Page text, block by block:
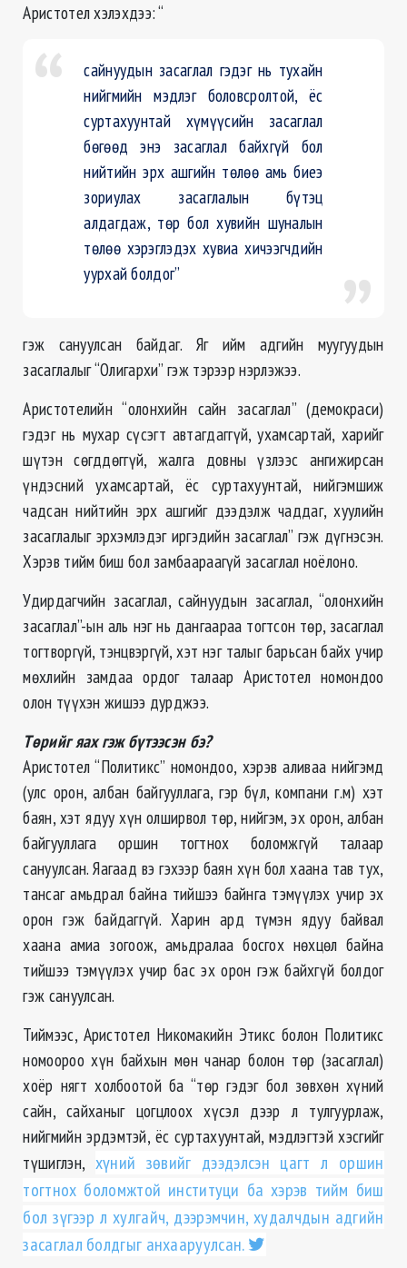
Аристотел хэлэхдээ: “
сайнуудын засаглал гэдэг нь тухайн
нийгмийн мэдлэг боловсролтой, ёс
суртахуунтай хүмүүсийн засаглал
бөгөөд энэ засаглал байхгүй бол
нийтийн эрх ашгийн төлөө амь биеэ
зориулах засаглалын бүтэц
алдагдаж, төр бол хувийн шуналын
төлөө хэрэглэдэх хувиа хичээгчдийн
уурхай болдог”
гэж сануулсан байдаг. Яг ийм адгийн муугуудын
засаглалыг “Олигархи” гэж тэрээр нэрлэжээ.
Аристотелийн “олонхийн сайн засаглал” (демокраси)
гэдэг нь мухар сүсэгт автагдаггүй, ухамсартай, харийг
шүтэн сөгддөггүй, жалга довны үзлээс ангижирсан
үндэсний ухамсартай, ёс суртахуунтай, нийгэмшиж
чадсан нийтийн эрх ашгийг дээдэлж чаддаг, хуулийн
засаглалыг эрхэмлэдэг иргэдийн засаглал” гэж дүгнэсэн.
Хэрэв тийм биш бол замбаараагүй засаглал ноёлоно.
Удирдагчийн засаглал, сайнуудын засаглал, “олонхийн
засаглал”-ын аль нэг нь дангаараа тогтсон төр, засаглал
тогтворгүй, тэнцвэргүй, хэт нэг талыг барьсан байх учир
мөхлийн замдаа ордог талаар Аристотел номондоо
олон түүхэн жишээ дурджээ.
Төрийг яах гэж бүтээсэн бэ?
Аристотел “Политикс” номондоо, хэрэв аливаа нийгэмд
(улс орон, албан байгууллага, гэр бүл, компани г.м) хэт
баян, хэт ядуу хүн олширвол төр, нийгэм, эх орон, албан
байгууллага оршин тогтнох боломжгүй талаар
сануулсан. Яагаад вэ гэхээр баян хүн бол хаана тав тух,
тансаг амьдрал байна тийшээ байнга тэмүүлэх учир эх
орон гэж байдаггүй. Харин ард түмэн ядуу байвал
хаана амиа зогоож, амьдралаа босгох нөхцөл байна
тийшээ тэмүүлэх учир бас эх орон гэж байхгүй болдог
гэж сануулсан.
Тиймээс, Аристотел Никомакийн Этикс болон Политикс
номоороо хүн байхын мөн чанар болон төр (засаглал)
хоёр нягт холбоотой ба “төр гэдэг бол зөвхөн хүний
сайн, сайханыг цогцлоох хүсэл дээр л тулгуурлаж,
нийгмийн эрдэмтэй, ёс суртахуунтай, мэдлэгтэй хэсгийг
түшиглэн, хүний зөвийг дээдэлсэн цагт л оршин
тогтнох боломжтой институци ба хэрэв тийм биш
бол зүгээр л хулгайч, дээрэмчин, худалчдын адгийн
засаглал болдгыг анхааруулсан.